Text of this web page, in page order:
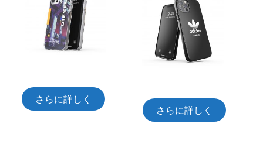
さらに詳しく
さらに詳しく